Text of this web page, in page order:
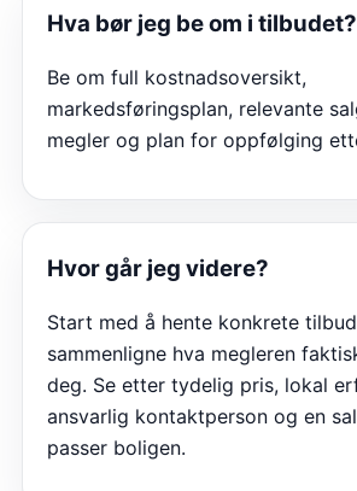
Hva bør jeg be om i tilbudet?
Be om full kostnadsoversikt,
markedsføringsplan, relevante
megler og plan for oppfølging
Hvor går jeg videre?
Start med å hente konkrete
sammenligne hva megleren
deg. Se etter tydelig pris, lokal
ansvarlig kontaktperson og en
passer boligen.